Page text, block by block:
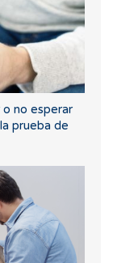
no esperar
prueba de